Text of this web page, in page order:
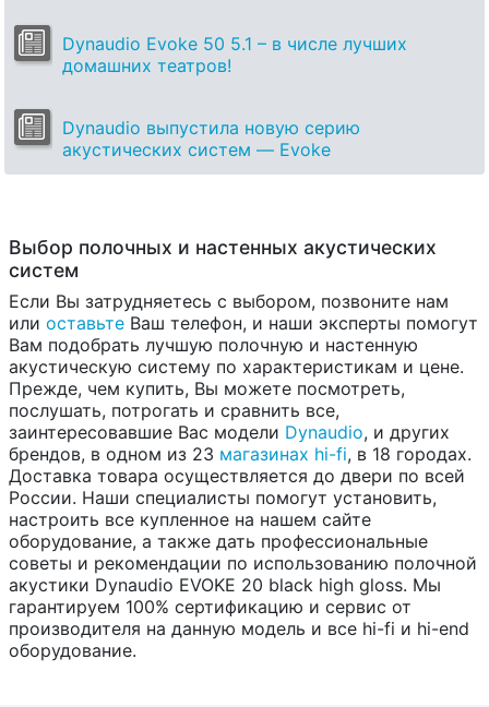
Dynaudio Evoke 50 5.1 – в числе лучших
домашних театров!
Dynaudio выпустила новую серию
акустических систем — Evoke
Выбор полочных и настенных акустических
систем
Если Вы затрудняетесь с выбором, позвоните нам
или оставьте Ваш телефон, и наши эксперты помогут
Вам подобрать лучшую полочную и настенную
акустическую систему по характеристикам и цене.
Прежде, чем купить, Вы можете посмотреть,
послушать, потрогать и сравнить все,
заинтересовавшие Вас модели Dynaudio, и других
брендов, в одном из 23 магазинах hi-fi, в 18 городах.
Доставка товара осуществляется до двери по всей
России. Наши специалисты помогут установить,
настроить все купленное на нашем сайте
оборудование, а также дать профессиональные
советы и рекомендации по использованию полочной
акустики Dynaudio EVOKE 20 black high gloss. Мы
гарантируем 100% сертификацию и сервис от
производителя на данную модель и все hi-fi и hi-end
оборудование.